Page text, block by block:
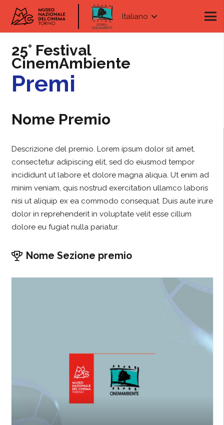
Italiano
25° Festival
CinemAmbiente
Premi
Nome Premio
Descrizione del premio. Lorem ipsum dolor sit amet,
consectetur adipiscing elit, sed do eiusmod tempor
incididunt ut labore et dolore magna aliqua. Ut enim ad
minim veniam, quis nostrud exercitation ullamco laboris
nisi ut aliquip ex ea commodo consequat. Duis aute irure
dolor in reprehenderit in voluptate velit esse cillum
dolore eu fugiat nulla pariatur.
Nome Sezione premio